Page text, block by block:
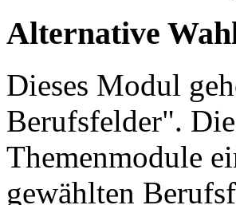
Alternative
Dieses Modul
Berufsfelder".
Themenmodule
gewählten